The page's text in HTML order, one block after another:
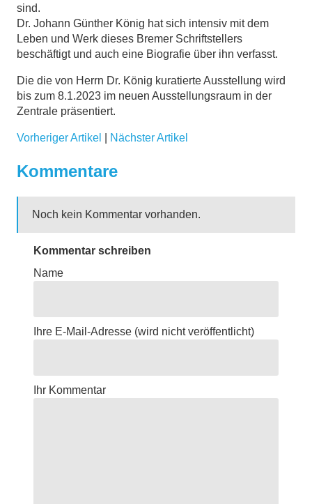
sind.
Dr. Johann Günther König hat sich intensiv mit dem
Leben und Werk dieses Bremer Schriftstellers
beschäftigt und auch eine Biografie über ihn verfasst.
Die die von Herrn Dr. König kuratierte Ausstellung wird
bis zum 8.1.2023 im neuen Ausstellungsraum in der
Zentrale präsentiert.
Vorheriger Artikel Nächster Artikel
Kommentare
Noch kein Kommentar vorhanden.
Kommentar schreiben
Name
Ihre E-Mail-Adresse (wird nicht veröffentlicht)
Ihr Kommentar